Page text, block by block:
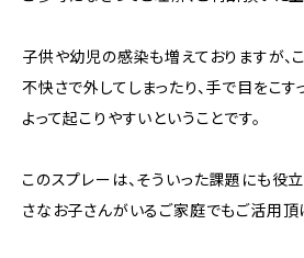
子供や幼児の感染も増えておりますが、
不快さで外してしまったり、手で目をこす
よって起こりやすいということです。
このスプレーは、そういった課題にも役
さなお子さんがいるご家庭でもご活用頂